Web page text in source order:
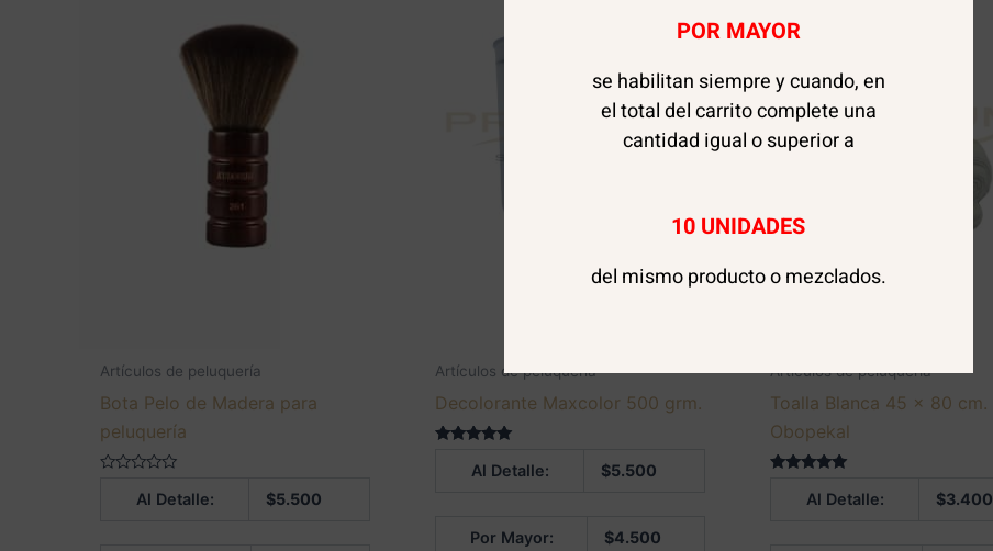
Artículos de peluquería
Bota Pelo de Madera para
peluquería
Al Detalle: $5.500
Artículos de peluquería
Decolorante Maxcolor 500 grm.
Al Detalle: $5.500
Por Mayor: $4.500
Artículos de peluquería
Toalla Blanca 45 x 80 cm.
Obopekal
Al Detalle: $3.400
POR MAYOR
se habilitan siempre y cuando, en
el total del carrito complete una
cantidad igual o superior a
10 UNIDADES
del mismo producto o mezclados.